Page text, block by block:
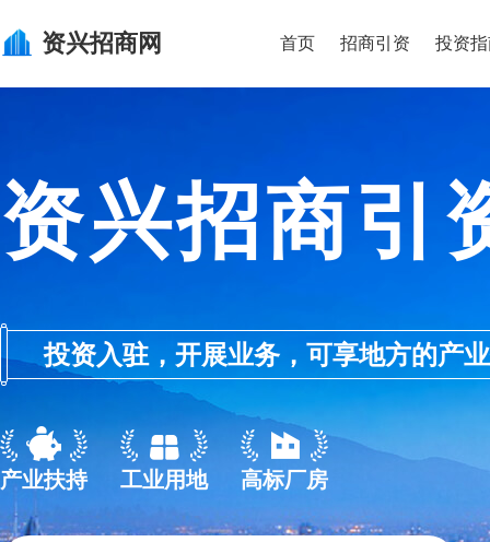
资兴招商网 首页 招商引资 投资
资兴招商引
投资入驻，开展业务，可享地方的产
产业扶持 工业用地 高标厂房